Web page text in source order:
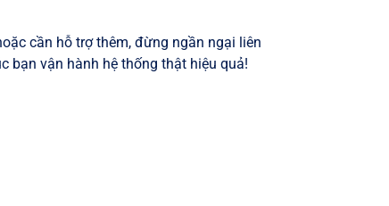
cần hỗ trợ thêm, đừng ngần ngại liên
bạn vận hành hệ thống thật hiệu quả!